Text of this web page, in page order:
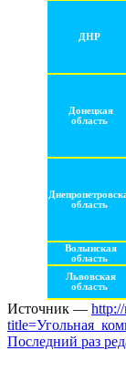
ДНР
Донецкая
область
область
Волынская
область
Львовская
область
Источник —
Последний раз